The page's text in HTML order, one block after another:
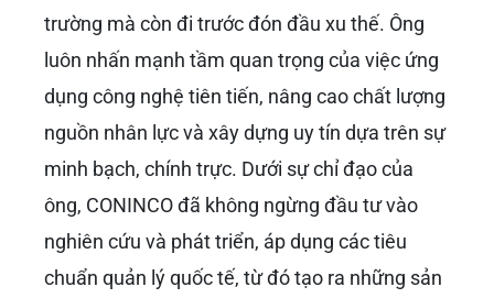
trường mà còn đi trước đón đầu xu thế. Ông
luôn nhấn mạnh tầm quan trọng của việc ứng
dụng công nghệ tiên tiến, nâng cao chất lượng
nguồn nhân lực và xây dựng uy tín dựa trên sự
minh bạch, chính trực. Dưới sự chỉ đạo của
ông, CONINCO đã không ngừng đầu tư vào
nghiên cứu và phát triển, áp dụng các tiêu
chuẩn quản lý quốc tế, từ đó tạo ra những sản